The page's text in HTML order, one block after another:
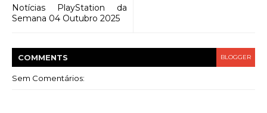
Notícias PlayStation da
Semana 04 Outubro 2025
COMMENTS BLOGGER
Sem Comentários: